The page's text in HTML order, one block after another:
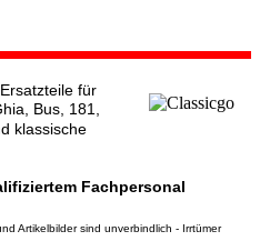
für
Bus, 181,
klassische
Fachpersonal
Artikelbilder sind unverbindlich - Irrtümer